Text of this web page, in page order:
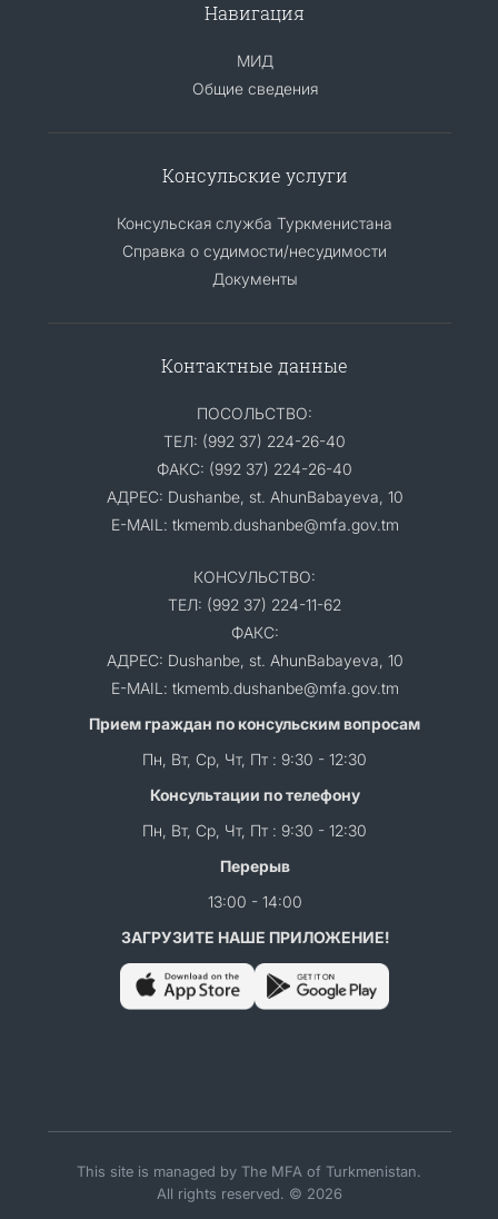
Навигация
МИД
Общие сведения
Консульские услуги
Консульская служба Туркменистана
Справка о судимости/несудимости
Документы
Контактные данные
ПОСОЛЬСТВО:
ТЕЛ: (992 37) 224-26-40
ФАКС: (992 37) 224-26-40
АДРЕС: Dushanbe, st. AhunBabayeva, 10
E-MAIL: tkmemb.dushanbe@mfa.gov.tm
КОНСУЛЬСТВО:
ТЕЛ: (992 37) 224-11-62
ФАКС:
АДРЕС: Dushanbe, st. AhunBabayeva, 10
E-MAIL: tkmemb.dushanbe@mfa.gov.tm
Прием граждан по консульским вопросам
Пн, Вт, Ср, Чт, Пт : 9:30 - 12:30
Консультации по телефону
Пн, Вт, Ср, Чт, Пт : 9:30 - 12:30
Перерыв
13:00 - 14:00
ЗАГРУЗИТЕ НАШЕ ПРИЛОЖЕНИЕ!
This site is managed by The MFA of Turkmenistan.
All rights reserved. © 2026